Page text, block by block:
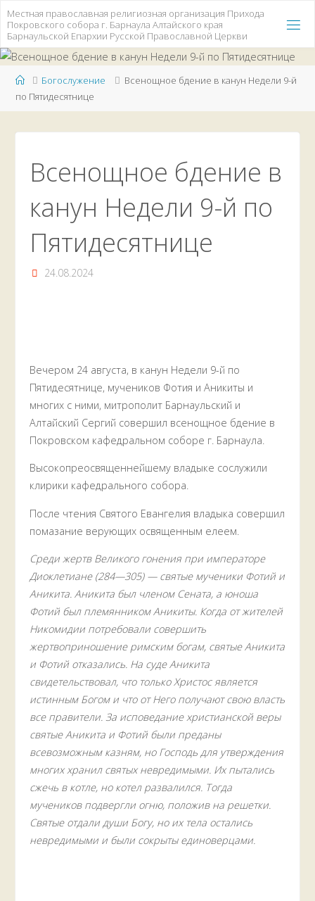
Местная православная религиозная организация Прихода
Покровского собора г. Барнаула Алтайского края
Барнаульской Епархии Русской Православной Церкви
Богослужение
Всенощное бдение в канун Недели 9-й
по Пятидесятнице
Всенощное бдение в
канун Недели 9-й по
Пятидесятнице
24.08.2024
Вечером 24 августа, в канун Недели 9-й по
Пятидесятнице, мучеников Фотия и Аникиты и
многих с ними, митрополит Барнаульский и
Алтайский Сергий совершил всенощное бдение в
Покровском кафедральном соборе г. Барнаула.
Высокопреосвященнейшему владыке сослужили
клирики кафедрального собора.
После чтения Святого Евангелия владыка совершил
помазание верующих освященным елеем.
Среди жертв Великого гонения при императоре
Диоклетиане (284—305) — святые мученики Фотий и
Аникита. Аникита был членом Сената, а юноша
Фотий был племянником Аникиты. Когда от жителей
Никомидии потребовали совершить
жертвоприношение римским богам, святые Аникита
и Фотий отказались. На суде Аникита
свидетельствовал, что только Христос является
истинным Богом и что от Него получают свою власть
все правители. За исповедание христианской веры
святые Аникита и Фотий были преданы
всевозможным казням, но Господь для утверждения
многих хранил святых невредимыми. Их пытались
сжечь в котле, но котел развалился. Тогда
мучеников подвергли огню, положив на решетки.
Святые отдали души Богу, но их тела остались
невредимыми и были сокрыты единоверцами.